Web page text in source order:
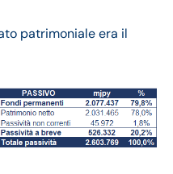
patrimoniale era il